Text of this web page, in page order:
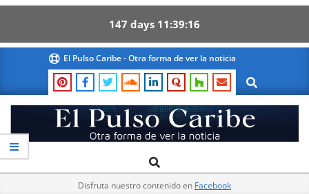
147 days 11 39 16
content
El Pulso Caribe - Otra forma de ver la noticia
Search
El
Pulso
Primary
Navigation
Search
Disfruta nuestro contenido en Facebook